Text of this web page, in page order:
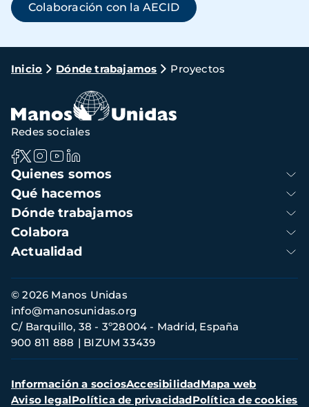
Colaboración con la AECID
Ruta
navegación
Inicio Dónde trabajamos Proyectos
Navegación
principal
Quienes somos
Qué hacemos
Dónde trabajamos
Colabora
Actualidad
Redes sociales
Información
de
contacto
© 2026 Manos Unidas
C/ Barquillo, 38 - 3º28004 - Madrid, España
900 811 888
BIZUM 33439
info@manosunidas.org
Menú
secundario
Información a sociosAccesibilidadMapa web
Aviso legalPolítica de privacidadPolítica de cookies